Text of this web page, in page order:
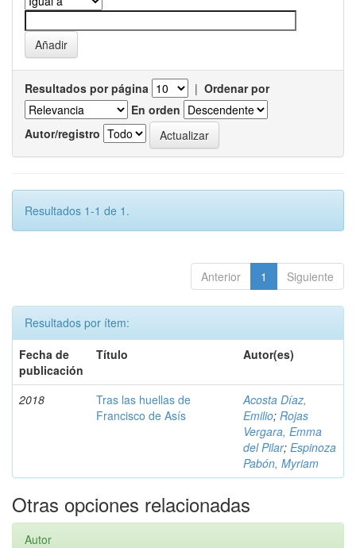
Resultados por página | Ordenar por
En orden
Autor/registro
Resultados 1-1 de 1.
Anterior 1 Siguiente
Resultados por ítem:
Fecha de
publicación
Título Autor(es)
2018
Tras las huellas de
Francisco de Asís
Acosta Díaz,
Emilio; Rojas
Vergara, Emma
del Pilar; Espinoza
Pabón, Myriam
Otras opciones relacionadas
Autor